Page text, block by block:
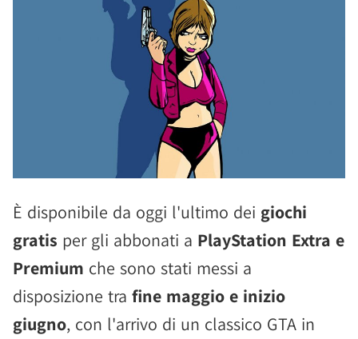
È disponibile da oggi l'ultimo dei giochi
gratis per gli abbonati a PlayStation Extra e
Premium che sono stati messi a
disposizione tra fine maggio e inizio
giugno, con l'arrivo di un classico GTA in